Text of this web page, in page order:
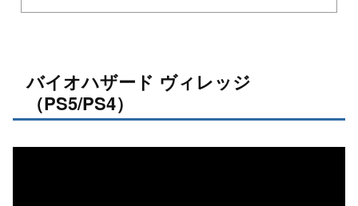
バイオハザード ヴィレッジ
（PS5/PS4）